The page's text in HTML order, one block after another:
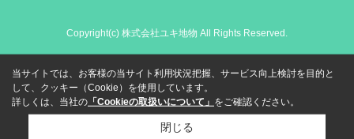
Copyright(c) 株式会社ユキ地物 All Rights Reserved.
当サイトでは、お客様の当サイト利用状況把握、サービス向上検討を目的と
して、クッキー（Cookie）を使用しています。
詳しくは、当社の 「Cookieの取扱いについて」 をご確認ください。
閉じる